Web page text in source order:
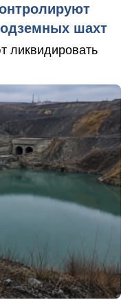
шахт
ликвидировать